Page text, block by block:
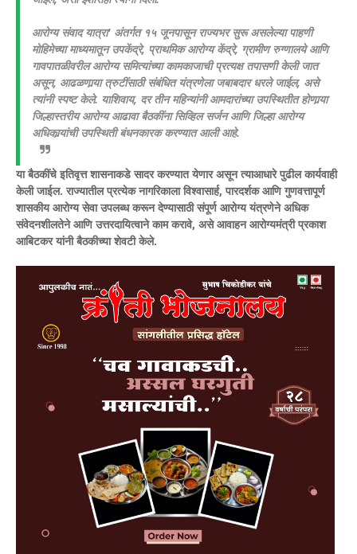
आरोग्य संवाद यात्रा' अंतर्गत १५ जूनपासून राज्यभर सुरू असलेल्या पाहणी
मोहिमेच्या माध्यमातून उपकेंद्रे, प्राथमिक आरोग्य केंद्रे, ग्रामीण रुग्णालये आणि
गावपातळीवरील आरोग्य समित्यांच्या कामकाजाची प्रत्यक्ष तपासणी केली जात
असून, आढळणार्‍या त्रुटींसाठी संबंधित यंत्रणेला जबाबदार धरले जाईल, असे
त्यांनी स्पष्ट केले. याशिवाय, दर तीन महिन्यांनी आमदारांच्या उपस्थितीत होणार्‍या
जिल्हास्तरीय आरोग्य आढावा बैठकींना सिव्हिल सर्जन आणि जिल्हा आरोग्य
अधिकार्‍यांची उपस्थिती बंधनकारक करण्यात आली आहे.
या बैठकींचे इतिवृत्त शासनाकडे सादर करण्यात येणार असून त्याआधारे पुढील कार्यवाही
केली जाईल. राज्यातील प्रत्येक नागरिकाला विश्वासार्ह, पारदर्शक आणि गुणवत्तापूर्ण
शासकीय आरोग्य सेवा उपलब्ध करून देण्यासाठी संपूर्ण आरोग्य यंत्रणेने अधिक
संवेदनशीलतेने आणि उत्तरदायित्वाने काम करावे, असे आवाहन आरोग्यमंत्री प्रकाश
आबिटकर यांनी बैठकीच्या शेवटी केले.